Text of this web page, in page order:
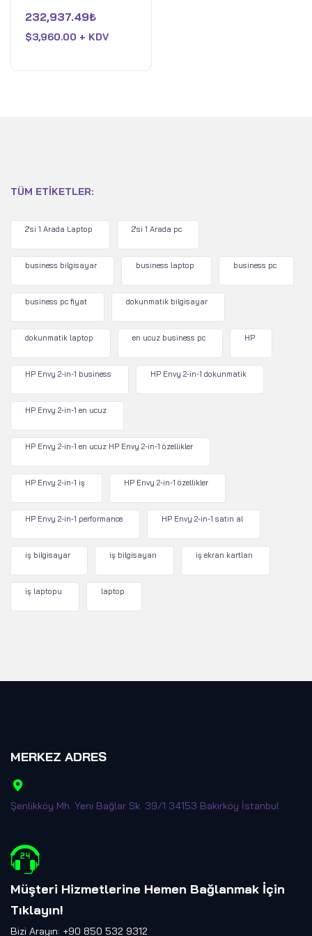
Nvidia GeForce RTX
4060 GDDR6 - 16GB
üzerinden
0
aldı
232,937.49₺
$3,960.00 + KDV
TÜM ETIKETLER:
2'si 1 Arada Laptop 2'si 1 Arada pc
business bilgisayar business laptop business pc
business pc fiyat dokunmatik bilgisayar
dokunmatik laptop en ucuz business pc HP
HP Envy 2-in-1 business HP Envy 2-in-1 dokunmatik
HP Envy 2-in-1 en ucuz
HP Envy 2-in-1 en ucuz HP Envy 2-in-1 özellikler
HP Envy 2-in-1 iş HP Envy 2-in-1 özellikler
HP Envy 2-in-1 performance HP Envy 2-in-1 satın al
iş bilgisayar iş bilgisayarı iş ekran kartları
iş laptopu laptop
MERKEZ ADRES
Şenlikköy Mh. Yeni Bağlar Sk. 39/1 34153 Bakırköy İstanbul
Müşteri Hizmetlerine Hemen Bağlanmak İçin
Tıklayın!
Bizi Arayın: +90 850 532 9312